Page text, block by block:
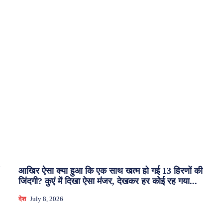
आखिर ऐसा क्या हुआ कि एक साथ खत्म हो गई 13 हिरणों की
जिंदगी? कुएं में दिखा ऐसा मंजर, देखकर हर कोई रह गया...
देश July 8, 2026